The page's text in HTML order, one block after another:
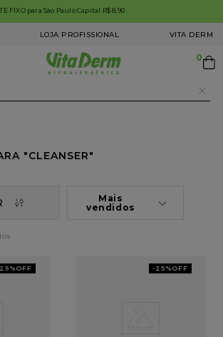
GRÁTIS BRASIL em compras acima de R$199,99. Aproveite!
LOJA PROFISSIONAL VITA DERM
0
hoje?
CLEANSER
Mais
vendidos
25%OFF -25%OFF